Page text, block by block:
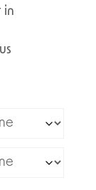
in